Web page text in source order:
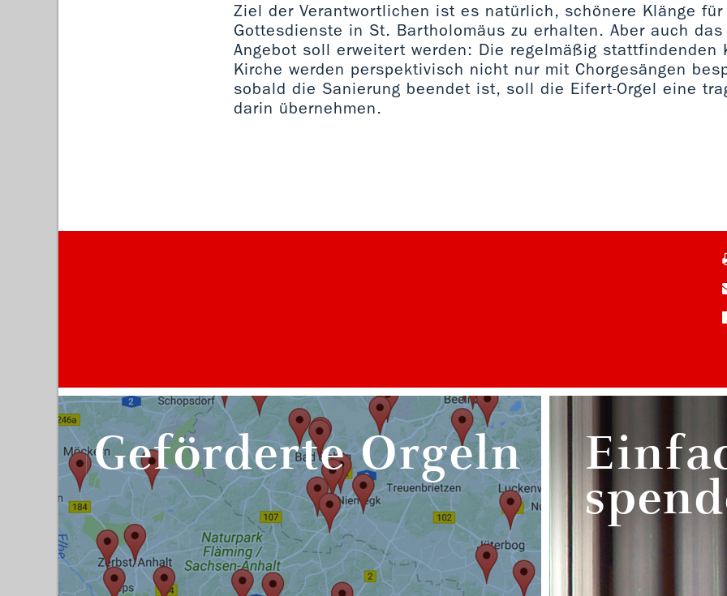
Ziel der Verantwortlichen ist es natürlich, schönere Klänge für
Gottesdienste in St. Bartholomäus zu erhalten. Aber auch
Angebot soll erweitert werden: Die regelmäßig stattfindenden
Kirche werden perspektivisch nicht nur mit Chorgesängen
sobald die Sanierung beendet ist, soll die Eifert-Orgel eine
darin übernehmen.
Geförderte Orgeln